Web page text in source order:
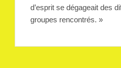
d’esprit se dégageait des
groupes rencontrés. »